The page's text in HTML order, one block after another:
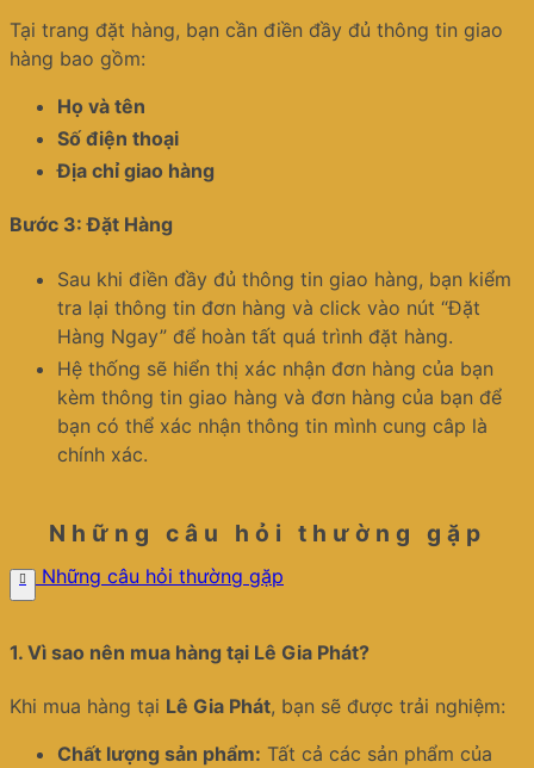
Tại trang đặt hàng, bạn cần điền đầy đủ thông tin giao
hàng bao gồm:
Họ và tên
Số điện thoại
Địa chỉ giao hàng
Bước 3: Đặt Hàng
Sau khi điền đầy đủ thông tin giao hàng, bạn kiểm
tra lại thông tin đơn hàng và click vào nút “Đặt
Hàng Ngay” để hoàn tất quá trình đặt hàng.
Hệ thống sẽ hiển thị xác nhận đơn hàng của bạn
kèm thông tin giao hàng và đơn hàng của bạn để
bạn có thể xác nhận thông tin mình cung câp là
chính xác.
Những câu hỏi thường gặp
Những câu hỏi thường gặp
1. Vì sao nên mua hàng tại Lê Gia Phát?
Khi mua hàng tại Lê Gia Phát, bạn sẽ được trải nghiệm:
Chất lượng sản phẩm: Tất cả các sản phẩm của